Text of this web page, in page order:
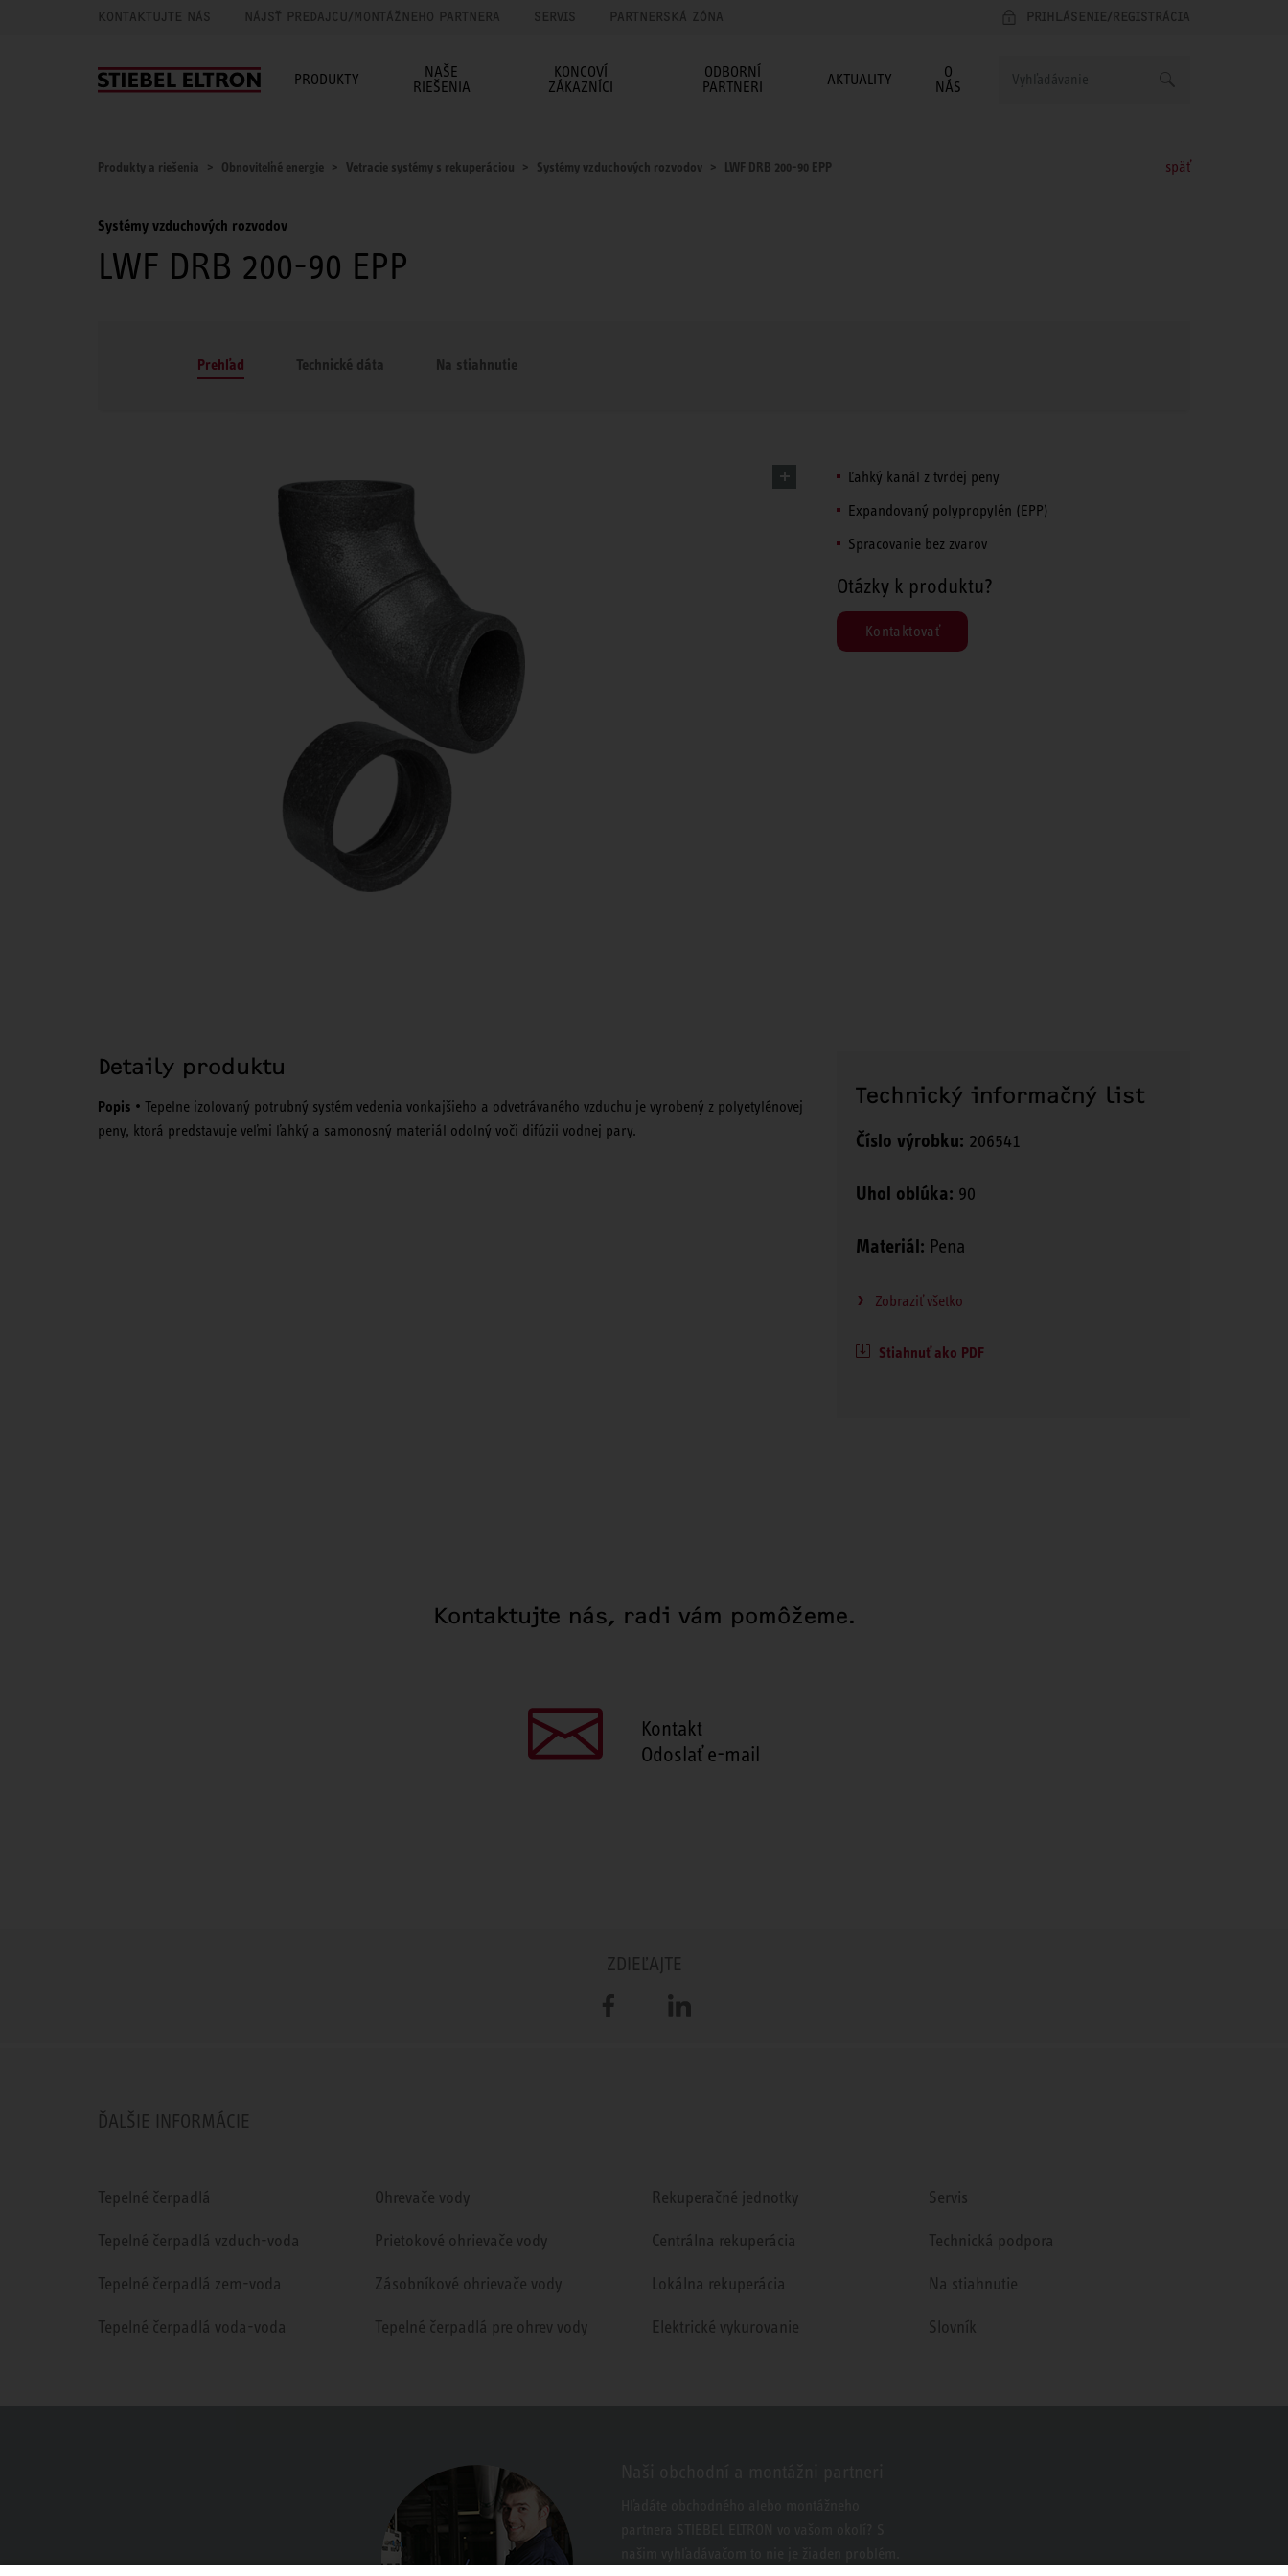
KONTAKTUJTE NÁS NÁJSŤ PREDAJCU/MONTÁŽNEHO PARTNERA SERVIS PARTNERSKÁ ZÓNA PRIHLÁSENIE/REGISTRÁCIA
PRODUKTY
NAŠE
RIEŠENIA
KONCOVÍ
ZÁKAZNÍCI
ODBORNÍ
PARTNERI
AKTUALITY
O
NÁS
Produkty a riešenia Obnoviteľné energie Vetracie systémy s rekuperáciou Systémy vzduchových rozvodov LWF DRB 200-90 EPP späť
Systémy vzduchových rozvodov
LWF DRB 200-90 EPP
Prehľad Technické dáta Na stiahnutie
Ľahký kanál z tvrdej peny
Expandovaný polypropylén (EPP)
Spracovanie bez zvarov
Otázky k produktu?
Kontaktovať
Detaily produktu
Popis • Tepelne izolovaný potrubný systém vedenia vonkajšieho a odvetrávaného vzduchu je vyrobený z polyetylénovej
peny, ktorá predstavuje veľmi ľahký a samonosný materiál odolný voči difúzii vodnej pary.
Technický informačný list
Číslo výrobku: 206541
Uhol oblúka: 90
Materiál: Pena
Zobraziť všetko
Stiahnuť ako PDF
Kontaktujte nás, radi vám pomôžeme.
Kontakt
Odoslať e-mail
ZDIEĽAJTE
Facebook LinkedIn
ĎALŠIE INFORMÁCIE
Tepelné čerpadlá
Tepelné čerpadlá vzduch-voda
Tepelné čerpadlá zem-voda
Tepelné čerpadlá voda-voda
Ohrevače vody
Prietokové ohrievače vody
Zásobníkové ohrievače vody
Tepelné čerpadlá pre ohrev vody
Rekuperačné jednotky
Centrálna rekuperácia
Lokálna rekuperácia
Elektrické vykurovanie
Servis
Technická podpora
Na stiahnutie
Slovník